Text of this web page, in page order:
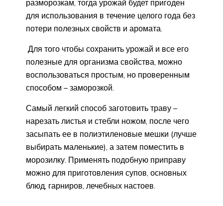
разморозкам, тогда урожай будет пригоден
для использования в течение целого года без
потери полезных свойств и аромата.
Для того чтобы сохранить урожай и все его
полезные для организма свойства, можно
воспользоваться простым, но проверенным
способом – заморозкой.
Самый легкий способ заготовить траву –
нарезать листья и стебли ножом, после чего
засыпать ее в полиэтиленовые мешки (лучше
выбирать маленькие), а затем поместить в
морозилку. Применять подобную приправу
можно для приготовления супов, основных
блюд, гарниров, лечебных настоев.